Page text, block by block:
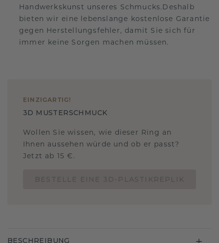
Handwerkskunst unseres Schmucks.Deshalb
bieten wir eine lebenslange kostenlose Garantie
gegen Herstellungsfehler, damit Sie sich für
immer keine Sorgen machen müssen.
EINZIGARTIG !
3D MUSTERSCHMUCK
Wollen Sie wissen, wie dieser Ring an
Ihnen aussehen würde und ob er passt?
Jetzt ab 15 €.
BESCHREIBUNG